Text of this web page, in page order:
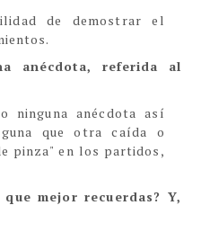
de demostrar el
.
anécdota, referida al
ninguna anécdota así
que otra caída o
pinza" en los partidos,
mejor recuerdas? Y,